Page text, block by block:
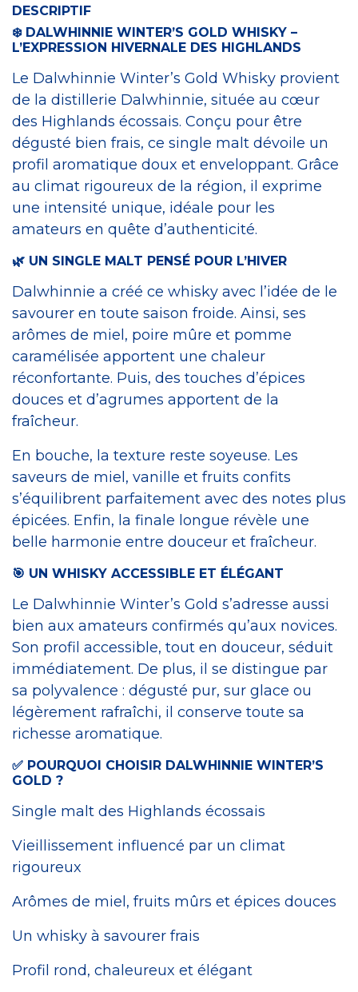
DESCRIPTIF
❄️ DALWHINNIE WINTER’S GOLD WHISKY –
L’EXPRESSION HIVERNALE DES HIGHLANDS
Le Dalwhinnie Winter’s Gold Whisky provient
de la distillerie Dalwhinnie, située au cœur
des Highlands écossais. Conçu pour être
dégusté bien frais, ce single malt dévoile un
profil aromatique doux et enveloppant. Grâce
au climat rigoureux de la région, il exprime
une intensité unique, idéale pour les
amateurs en quête d’authenticité.
🌿 UN SINGLE MALT PENSÉ POUR L’HIVER
Dalwhinnie a créé ce whisky avec l’idée de le
savourer en toute saison froide. Ainsi, ses
arômes de miel, poire mûre et pomme
caramélisée apportent une chaleur
réconfortante. Puis, des touches d’épices
douces et d’agrumes apportent de la
fraîcheur.
En bouche, la texture reste soyeuse. Les
saveurs de miel, vanille et fruits confits
s’équilibrent parfaitement avec des notes plus
épicées. Enfin, la finale longue révèle une
belle harmonie entre douceur et fraîcheur.
🎯 UN WHISKY ACCESSIBLE ET ÉLÉGANT
Le Dalwhinnie Winter’s Gold s’adresse aussi
bien aux amateurs confirmés qu’aux novices.
Son profil accessible, tout en douceur, séduit
immédiatement. De plus, il se distingue par
sa polyvalence : dégusté pur, sur glace ou
légèrement rafraîchi, il conserve toute sa
richesse aromatique.
✅ POURQUOI CHOISIR DALWHINNIE WINTER’S
GOLD ?
Single malt des Highlands écossais
Vieillissement influencé par un climat
rigoureux
Arômes de miel, fruits mûrs et épices douces
Un whisky à savourer frais
Profil rond, chaleureux et élégant